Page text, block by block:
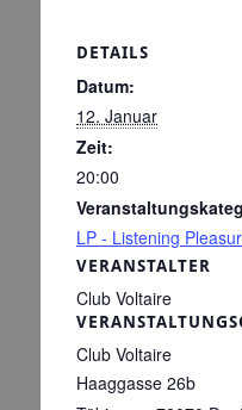
DETAILS
Datum:
12. Januar
Zeit:
20:00
LP - Listening
Club Voltaire
Haaggasse 26b
VERANSTALTER
Club Voltaire